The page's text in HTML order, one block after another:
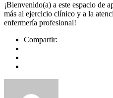
¡Bienvenido(a) a este espacio de
más al ejercicio clínico y a la
enfermería profesional!
Compartir: